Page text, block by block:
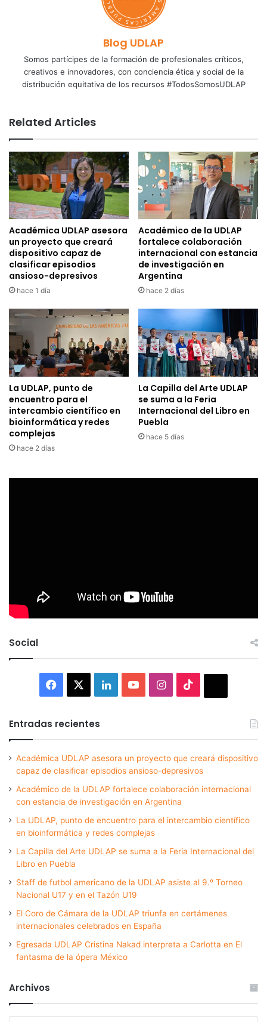
Blog UDLAP
Somos partícipes de la formación de profesionales críticos,
creativos e innovadores, con conciencia ética y social de la
distribución equitativa de los recursos #TodosSomosUDLAP
Related Articles
Académica UDLAP asesora
un proyecto que creará
dispositivo capaz de
clasificar episodios
ansioso-depresivos
hace 1 día
Académico de la UDLAP
fortalece colaboración
internacional con estancia
de investigación en
Argentina
hace 2 días
La UDLAP, punto de
encuentro para el
intercambio científico en
bioinformática y redes
complejas
hace 2 días
La Capilla del Arte UDLAP
se suma a la Feria
Internacional del Libro en
Puebla
hace 5 días
Social
Facebook LinkedInYouTubeInstagram
Entradas recientes
Académica UDLAP asesora un proyecto que creará dispositivo
capaz de clasificar episodios ansioso-depresivos
Académico de la UDLAP fortalece colaboración internacional
con estancia de investigación en Argentina
La UDLAP, punto de encuentro para el intercambio científico
en bioinformática y redes complejas
La Capilla del Arte UDLAP se suma a la Feria Internacional del
Libro en Puebla
Staff de futbol americano de la UDLAP asiste al 9.º Torneo
Nacional U17 y en el Tazón U19
El Coro de Cámara de la UDLAP triunfa en certámenes
internacionales celebrados en España
Egresada UDLAP Cristina Nakad interpreta a Carlotta en El
fantasma de la ópera México
Archivos